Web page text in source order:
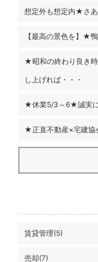
想定外も想定内★さあ
【最高の景色を】★
★昭和の終わり良き
し上げれば・・・
★休業5/3～6★誠実に
★正直不動産×宅建
賃貸管理(5)
売却(7)